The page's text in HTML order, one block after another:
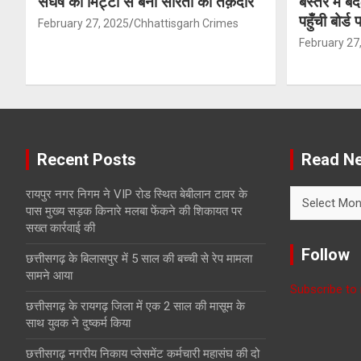
February 27, 2025 Chhattisgarh Crimes
पहुँची बोर्ड
February
Recent Posts
रायपुर नगर निगम ने VIP रोड स्थित बेबीलान टावर के
पास मुख्य सड़क किनारे मलबा फेंकने की शिकायत पर
सख्त कार्रवाई की
छत्तीसगढ़ के बिलासपुर में 5 साल की बच्ची से रेप मामला
सामने आया
छत्तीसगढ़ के रायगढ़ जिला में एक 2 साल की मासूम के
साथ युवक ने दुष्कर्म किया
छत्तीसगढ़ नगरीय निकाय प्लेसमेंट कर्मचारी महासंघ की दो
Read
News
Month
Follow
Subscribe